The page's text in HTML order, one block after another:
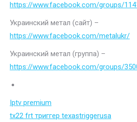
https://www.facebook.com/groups/
Украинский метал (сайт) –
https://www.facebook.com/metalukr/
Украинский метал (группа) –
https://www.facebook.com/groups/
Iptv premium
tx22 frt триггер texastriggerusa